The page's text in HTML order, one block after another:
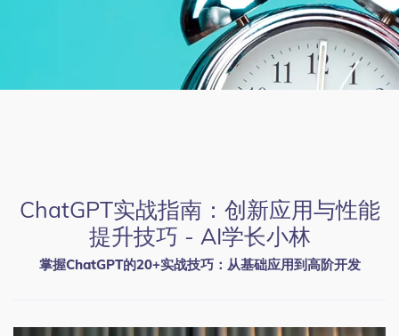
ChatGPT实战指南：创新应用与性能
提升技巧 - AI学长小林
掌握ChatGPT的20+实战技巧：从基础应用到高阶开发